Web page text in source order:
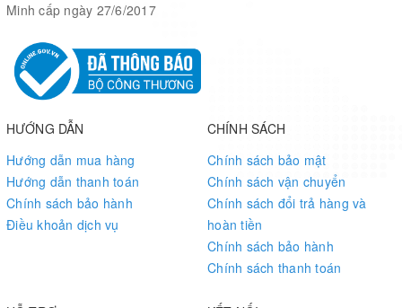
Development Resources
Core3S500E FPGA core board comes with a User Guide CD
including development resources listed as below:
support Win8)
Demo code (Verilog, VHDL)
Schematic (PDF)
FPGA development documentations
Wiki:
www.waveshare.com/wiki/Core3S500E
User guide CD x 1
Minh cấp ngày 27/6/2017
HƯỚNG DẪN
Hướng dẫn mua hàng
Hướng dẫn thanh toán
Chính sách bảo hành
Điều khoản dịch vụ
CHÍNH SÁCH
Chính sách bảo mật
Chính sách vận chuyển
Chính sách đổi trả hàng và
hoàn tiền
Chính sách bảo hành
Chính sách thanh toán